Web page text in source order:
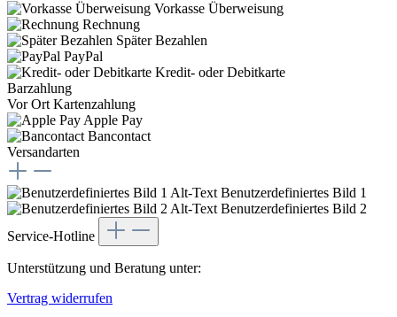
Vorkasse Überweisung
Rechnung
Später Bezahlen
PayPal
Kredit- oder Debitkarte
Barzahlung
Vor Ort Kartenzahlung
Apple Pay
Bancontact
Versandarten
Benutzerdefiniertes Bild 1
Benutzerdefiniertes Bild 2
Service-Hotline
Unterstützung und Beratung unter:
Vertrag widerrufen